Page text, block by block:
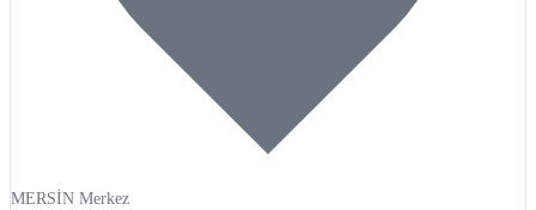
MERSİN Merkez